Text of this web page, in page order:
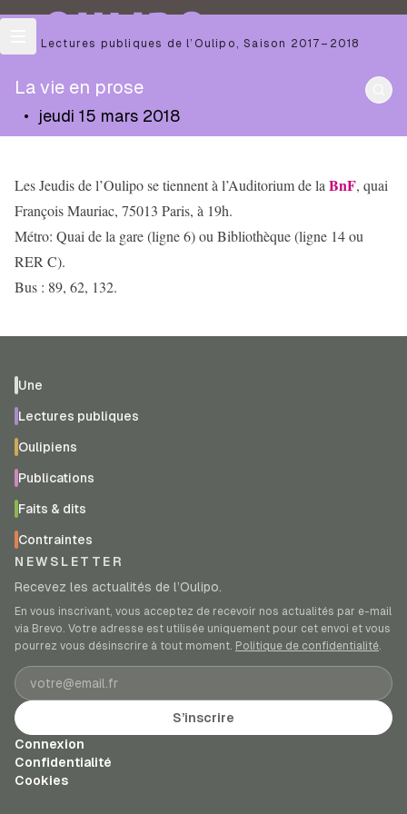
OULIPO
Les Lectures publiques de l’Oulipo ,Saison 2017–2018
La vie en prose
• jeudi 15 mars 2018
Les Jeudis de l’Oulipo se tiennent à l’Auditorium de la BnF, quai
François Mauriac, 75013 Paris, à 19h.
Métro: Quai de la gare (ligne 6) ou Bibliothèque (ligne 14 ou
RER C).
Bus : 89, 62, 132.
Une
Lectures publiques
Oulipiens
Publications
Faits & dits
Contraintes
NEWSLETTER
Recevez les actualités de l’Oulipo.
En vous inscrivant, vous acceptez de recevoir nos actualités par e-mail
via Brevo. Votre adresse est utilisée uniquement pour cet envoi et vous
pourrez vous désinscrire à tout moment. Politique de confidentialité.
Adresse e-mail
S’inscrire
Connexion
Confidentialité
Cookies